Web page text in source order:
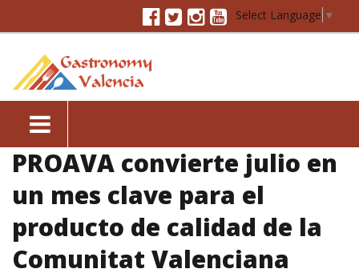
Select Language ▼
PROAVA convierte julio en
un mes clave para el
producto de calidad de la
Comunitat Valenciana